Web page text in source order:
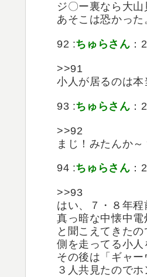
ジ〇ー裏なら大
あそこは恐かった
92 :ちゅらさん
>>91
小人が居るのは本
93 :ちゅらさん
>>92
まじ！みたんか～
94 :ちゅらさん
>>93
はい、７・８年程
真っ暗な中懐中電
と聞こえてきた
側を走ってる小人
その後は「ギャー
３人共見たのでホ